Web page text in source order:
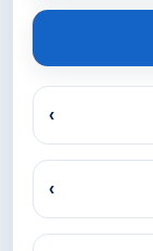
›
›